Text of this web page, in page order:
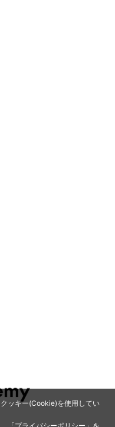
ッキー(Cookie)を使用してい